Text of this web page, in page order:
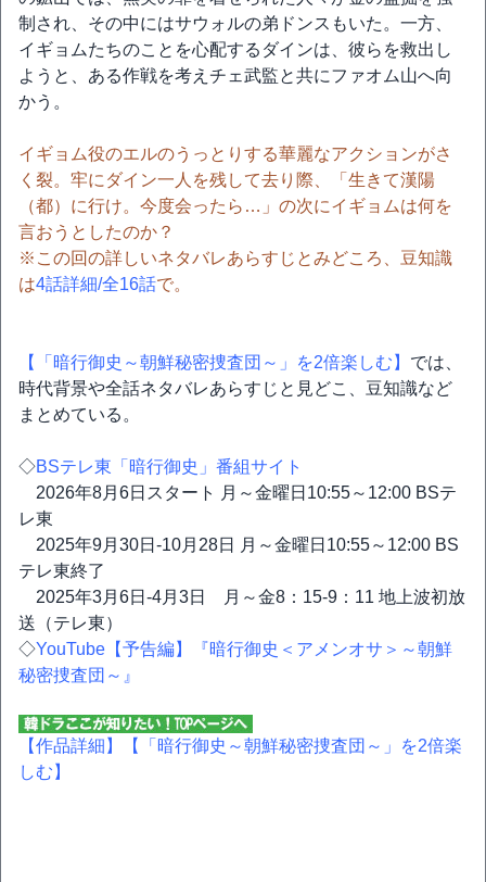
制され、その中にはサウォルの弟ドンスもいた。一方、
イギョムたちのことを心配するダインは、彼らを救出し
ようと、ある作戦を考えチェ武監と共にファオム山へ向
かう。
イギョム役のエルのうっとりする華麗なアクションがさ
く裂。牢にダイン一人を残して去り際、「生きて漢陽
（都）に行け。今度会ったら…」の次にイギョムは何を
言おうとしたのか？
※この回の詳しいネタバレあらすじとみどころ、豆知識
は4話詳細/全16話で。
【「暗行御史～朝鮮秘密捜査団～」を2倍楽しむ】 では、
時代背景や全話ネタバレあらすじと見どこ、豆知識など
まとめている。
◇BSテレ東「暗行御史」番組サイト
2026年8月6日スタート 月～金曜日10:55～12:00 BSテ
レ東
2025年9月30日-10月28日 月～金曜日10:55～12:00 BS
テレ東終了
2025年3月6日-4月3日 月～金8：15-9：11 地上波初放
送（テレ東）
◇YouTube【予告編】『暗行御史＜アメンオサ＞～朝鮮
秘密捜査団～』
【作品詳細】
【「暗行御史～朝鮮秘密捜査団～」を2倍楽
しむ】